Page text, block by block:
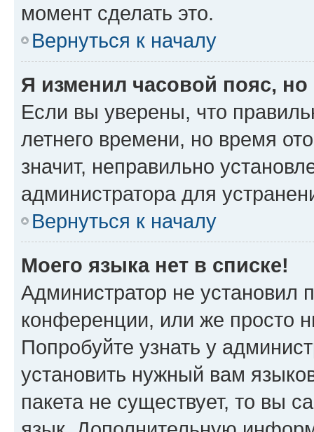
момент сделать это.
Вернуться к началу
Я изменил часовой пояс,
Если вы уверены, что
летнего времени, но время
значит, неправильно
администратора для
Вернуться к началу
Моего языка нет в списке!
Администратор не установил
конференции, или же просто
Попробуйте узнать у
установить нужный вам
пакета не существует, то вы